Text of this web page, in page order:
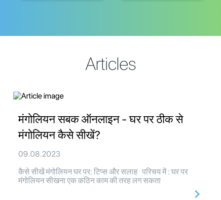
Articles
मंगोलियन सबक ऑनलाइन - घर पर ठीक से
मंगोलियन कैसे सीखें?
09.08.2023
कैसे सीखें मंगोलियन घर पर: टिप्स और सलाह परिचय में : घर पर
मंगोलियन सीखना एक कठिन काम की तरह लग सकता